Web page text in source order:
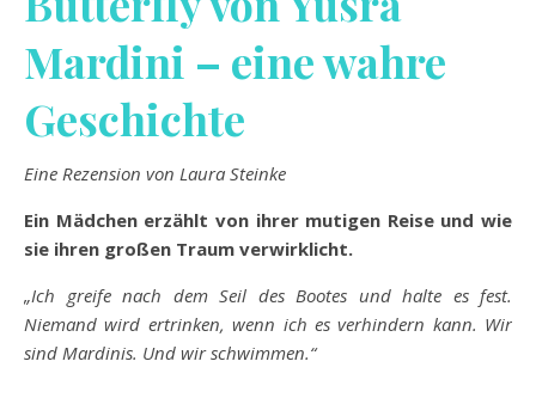
Mardini – eine wahre
Geschichte
Eine Rezension von Laura Steinke
Ein Mädchen erzählt von ihrer mutigen Reise und wie
sie ihren großen Traum verwirklicht.
„Ich greife nach dem Seil des Bootes und halte es fest.
Niemand wird ertrinken, wenn ich es verhindern kann. Wir
sind Mardinis. Und wir schwimmen.“